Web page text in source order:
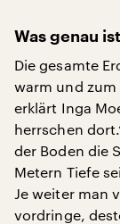
Was genau
Die gesamte
warm und zum
erklärt Inga
herrschen
der Boden die
Metern Tiefe
Je weiter man
vordringe,